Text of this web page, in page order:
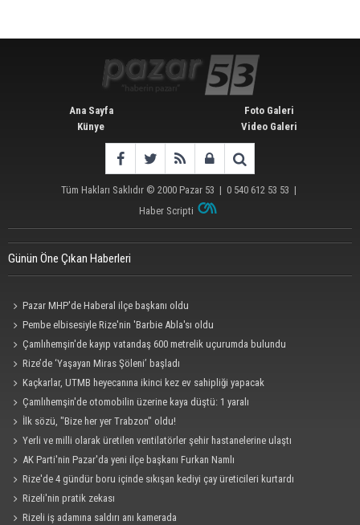
Ana Sayfa
Künye
Foto Galeri
Video Galeri
Tüm Hakları Saklıdır © 2000 Pazar 53 | 0 540 612 53 53 |
Haber Scripti
Günün Öne Çıkan Haberleri
Pazar MHP'de Haberal ilçe başkanı oldu
Pembe elbisesiyle Rize'nin 'Barbie Abla'sı oldu
Çamlıhemşin'de kayıp vatandaş 600 metrelik uçurumda bulundu
Rize’de ‘Yaşayan Miras Şöleni’ başladı
Kaçkarlar, UTMB heyecanına ikinci kez ev sahipliği yapacak
Çamlıhemşin'de otomobilin üzerine kaya düştü: 1 yaralı
İlk sözü, "Bize her yer Trabzon" oldu!
Yerli ve milli olarak üretilen ventilatörler şehir hastanelerine ulaştı
AK Parti'nin Pazar'da yeni ilçe başkanı Furkan Namlı
Rize'de 4 gündür boru içinde sıkışan kediyi çay üreticileri kurtardı
Rizeli'nin pratik zekası
Rizeli iş adamına saldırı anı kamerada